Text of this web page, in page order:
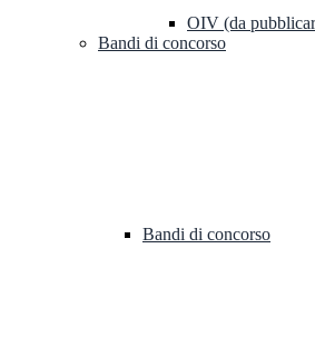
OIV (da
Bandi di concorso
Bandi di concorso